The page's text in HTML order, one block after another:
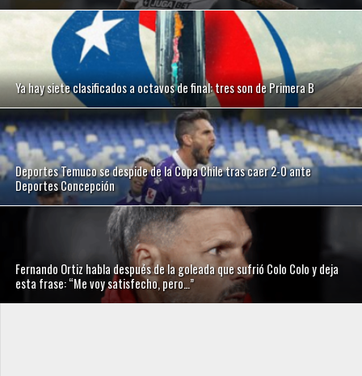
Ya hay siete clasificados a octavos de final: tres son de Primera B
Deportes Temuco se despide de la Copa Chile tras caer 2-0 ante
Deportes Concepción
Fernando Ortiz habla después de la goleada que sufrió Colo Colo y deja
esta frase: “Me voy satisfecho, pero…”